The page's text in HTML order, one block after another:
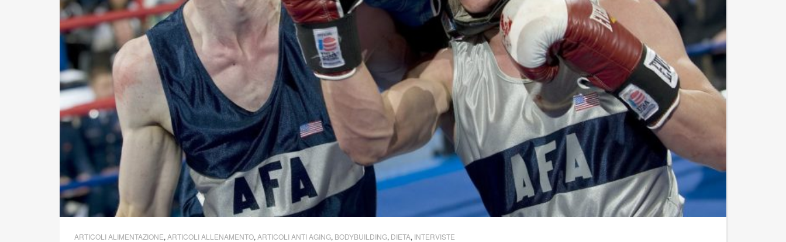
ARTICOLI ALIMENTAZIONE, ARTICOLI ALLENAMENTO, ARTICOLI ANTI AGING, BODYBUILDING, DIETA, INTERVISTE